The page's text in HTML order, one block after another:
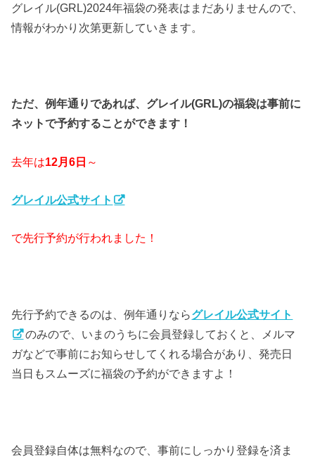
グレイル(GRL)2024年福袋の発表はまだありませんので、
情報がわかり次第更新していきます。
ただ、例年通りであれば、グレイル(GRL)の福袋は事前に
ネットで予約することができます！
去年は12月6日 ～
グレイル公式サイト
で先行予約が行われました！
先行予約できるのは、例年通りならグレイル公式サイト
のみので、いまのうちに会員登録しておくと、メルマ
ガなどで事前にお知らせしてくれる場合があり、発売日
当日もスムーズに福袋の予約ができますよ！
会員登録自体は無料なので、事前にしっかり登録を済ま